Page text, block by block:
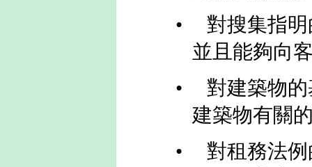
•對搜集指
並且能夠向
•對建築物
建築物有關
•對租務法